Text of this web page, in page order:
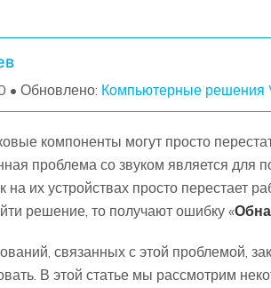
УЗНАЙТЕ ОБО ВСЕХ
• Обновлено: Компьютерные решения
компоненты могут просто
проблема со звуком является
на их устройствах просто перестает
решение, то получают ошибку «
связанных с этой проблемой,
В этой статье мы рассмотрим